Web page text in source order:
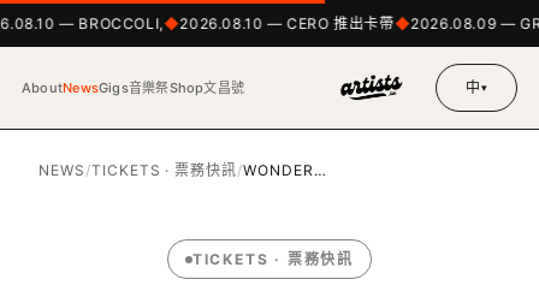
— BROCCOLI, 2026.08.10 — CERO 推出卡帶 2026.08.09 —
AboutNewsGigs音樂祭Shop文昌號 中▾
NEWS /TICKETS · 票務快訊/WONDER…
TICKETS · 票務快訊